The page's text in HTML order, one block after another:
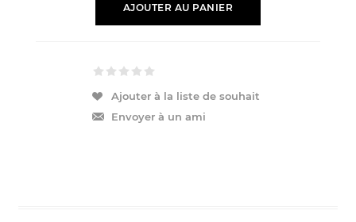
AJOUTER AU PANIER
Ajouter à la liste de souhait
Envoyer à un ami